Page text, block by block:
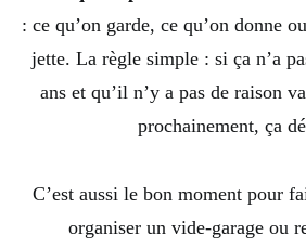
: ce qu’on garde, ce qu’on donne
jette. La règle simple : si ça n’a
ans et qu’il n’y a pas de raison
prochainement, ça
C’est aussi le bon moment pour
organiser un vide-garage ou